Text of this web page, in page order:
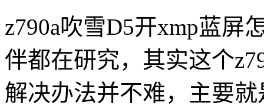
z790a吹雪D5开xmp蓝屏
伴都在研究，其实这个
解决办法并不难，主要